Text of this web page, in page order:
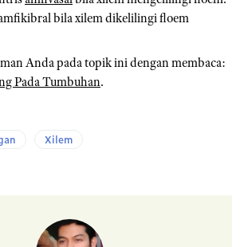
bila xilem dikelilingi floem
Anda pada topik ini dengan membaca:
Pada Tumbuhan.
Xilem